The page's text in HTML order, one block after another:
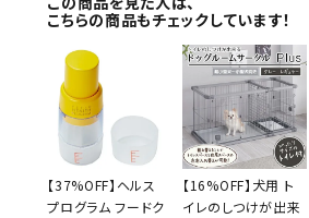
こちらの商品もチェックしています！
【37%OFF】ヘルス
プログラム フードク
【16%OFF】犬用 ト
イレのしつけが出来